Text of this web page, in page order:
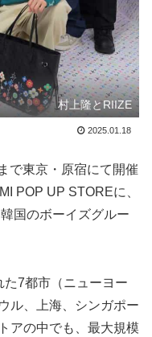
村上隆とRIIZE
2025.01.18
で東京・原宿にて開催
POP UP STOREに、
国のボーイズグルー
7都市（ニューヨー
ル、上海、シンガポー
アの中でも、最大規模